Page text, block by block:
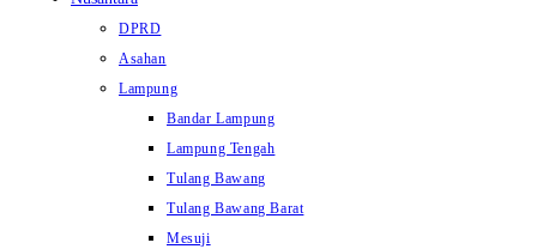
DPRD
Asahan
Lampung
Bandar Lampung
Lampung Tengah
Tulang Bawang
Tulang Bawang Barat
Mesuji